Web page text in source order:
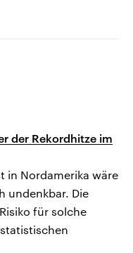
der Rekordhitze im
in Nordamerika wäre
undenkbar. Die
für solche